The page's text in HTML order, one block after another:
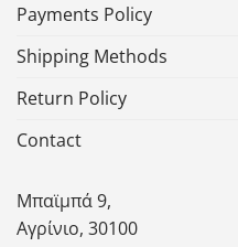
Payments Policy
Shipping Methods
Return Policy
Contact
Μπαϊμπά 9,
Αγρίνιο, 30100